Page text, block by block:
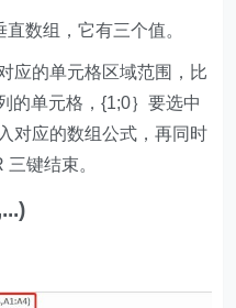
数组，它有三个值。
应的单元格区域范围，比
的单元格，{1;0｝要选中
对应的数组公式，再同时
键结束。